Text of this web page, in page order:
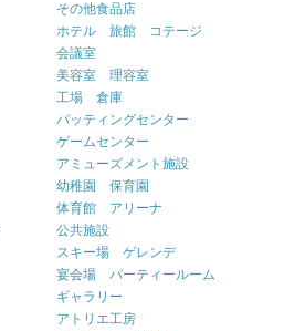
その他食品店
ホテル 旅館 コテージ
会議室
美容室 理容室
工場 倉庫
バッティングセンター
ゲームセンター
アミューズメント施設
幼稚園 保育園
体育館 アリーナ
公共施設
スキー場 ゲレンデ
宴会場 パーティールーム
ギャラリー
アトリエ工房